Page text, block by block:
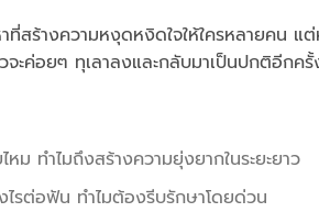
ที่สร้างความหงุดหงิดใจให้ใครหลายคน
ะค่อยๆ ทุเลาลงและกลับมาเป็นปกติอีกค
ม ทำไมถึงสร้างความยุ่งยากในระยะยาว
รต่อฟัน ทำไมต้องรีบรักษาโดยด่วน